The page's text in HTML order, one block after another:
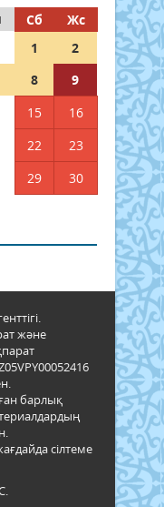
Сб
Жс
1
2
8
9
15
16
22
23
29
30
және
барлық
сілтеме